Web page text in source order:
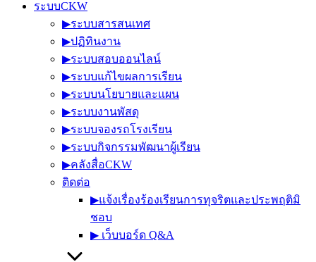
ระบบCKW
▶︎ระบบสารสนเทศ
▶︎ปฏิทินงาน
▶︎ระบบสอบออนไลน์
▶︎ระบบแก้ไขผลการเรียน
▶︎ระบบนโยบายและแผน
▶︎ระบบงานพัสดุ
▶︎ระบบจองรถโรงเรียน
▶︎ระบบกิจกรรมพัฒนาผู้เรียน
▶︎คลังสื่อCKW
ติดต่อ
▶︎แจ้งเรื่องร้องเรียนการทุจริตและประพฤติมิ
ชอบ
▶︎ เว็บบอร์ด Q&A